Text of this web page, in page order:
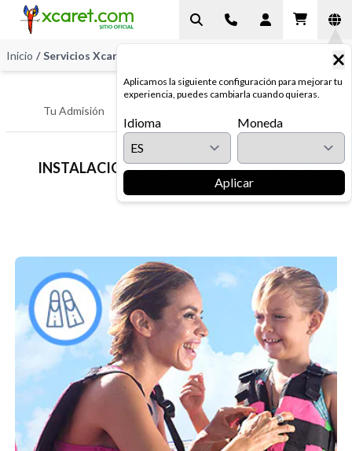
Aplicamos la siguiente configuración para mejorar tu
experiencia, puedes cambiarla cuando quieras.
Idioma Moneda
Aplicar
Inicio / Servicios Xcaret
Tu Admisión
INSTALACIONES Y SERVICIOS DE PARQUE